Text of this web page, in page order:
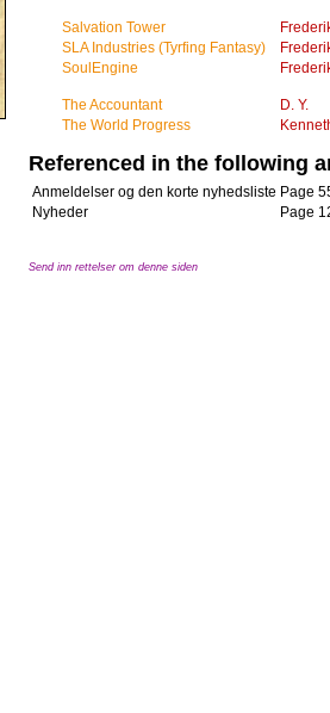
Salvation Tower
SLA Industries (Tyrfing Fantasy)
SoulEngine
The Accountant
D. Y.
The World Progress
Referenced in the following
Anmeldelser og den korte nyhedsliste Page
Nyheder
Page
Send inn rettelser om denne siden